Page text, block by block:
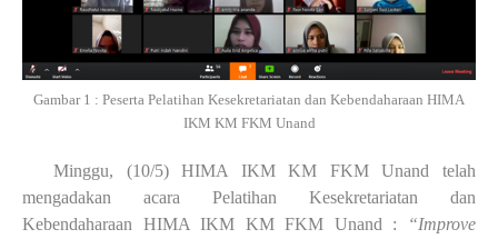
Gambar 1 : Peserta Pelatihan Kesekretariatan dan Kebendaharaan HIMA
IKM KM FKM Unand
Minggu, (10/5) HIMA IKM KM FKM Unand telah
mengadakan acara Pelatihan Kesekretariatan dan
Kebendaharaan HIMA IKM KM FKM Unand :
“Improve